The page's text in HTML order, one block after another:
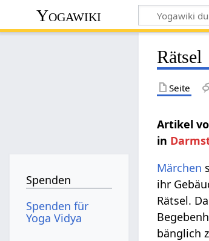
Yogawiki
Rätsel
Seite
Artikel
in
Märchen
ihr
Rätsel.
bänglich
Spenden
Spenden für
Yoga Vidya